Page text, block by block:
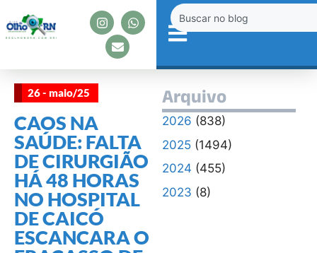
26 - maio/25
CAOS NA
SAÚDE: FALTA
DE CIRURGIÃO
HÁ 48 HORAS
NO HOSPITAL
DE CAICÓ
ESCANCARA O
Arquivo
2026 (838)
2025(1494)
2024 (455)
2023 (8)